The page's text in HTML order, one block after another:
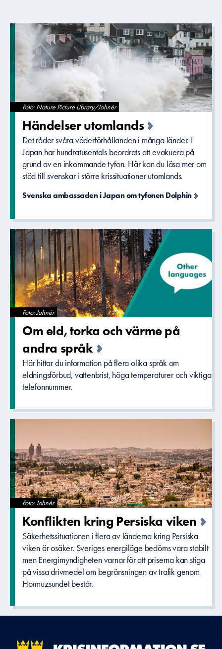
Foto: Nature Picture Library/Johnér
Händelser utomlands
Det råder svåra väderförhållanden i många länder. I
Japan har hundratusentals beordrats att evakuera på
grund av en inkommande tyfon. Här kan du läsa mer om
stöd till svenskar i större krissituationer utomlands.
Svenska ambassaden i Japan om tyfonen Dolphin
Foto: Johnér
Om eld, torka och värme på
andra språk
Här hittar du information på flera olika språk om
eldningsförbud, vattenbrist, höga temperaturer och viktiga
telefonnummer.
Foto: Johnér
Konflikten­ kring Persiska viken
Säkerhetssituationen i flera av länderna kring Persiska
viken är osäker. Sveriges energiläge bedöms vara stabilt
men Energimyndigheten varnar för att priserna kan stiga
på vissa drivmedel om begränsningen av trafik genom
Hormuzsundet består.